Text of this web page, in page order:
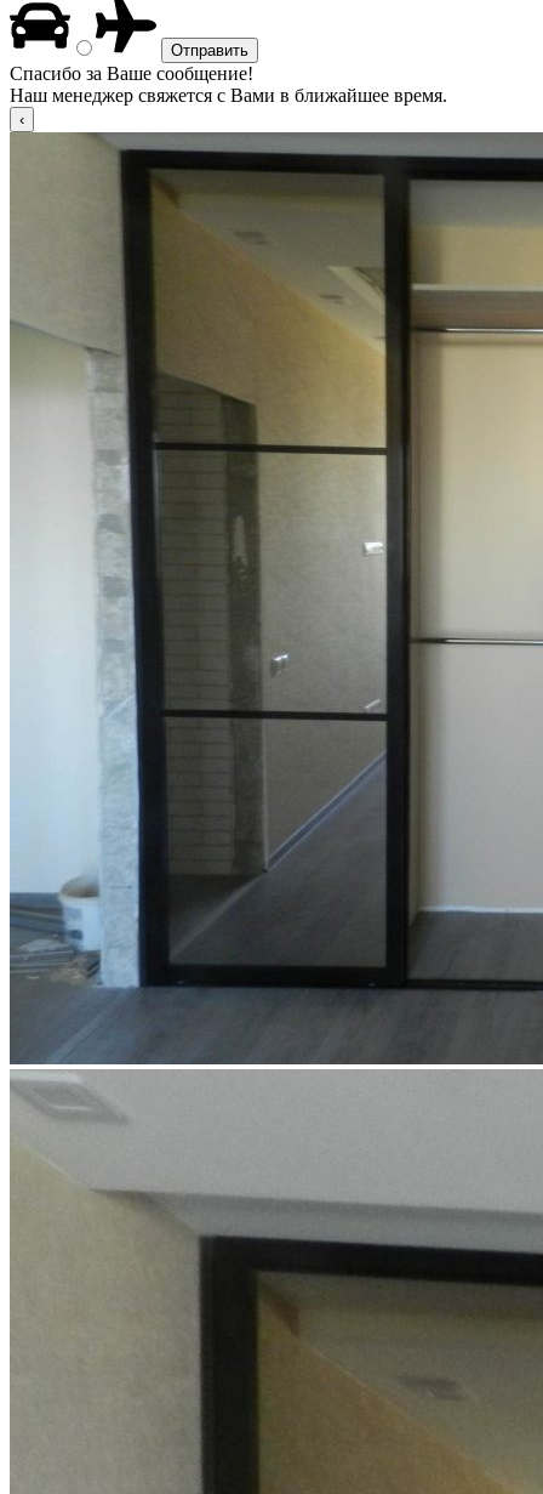
Спасибо за Ваше сообщение!
Наш менеджер свяжется с Вами в ближайшее время.